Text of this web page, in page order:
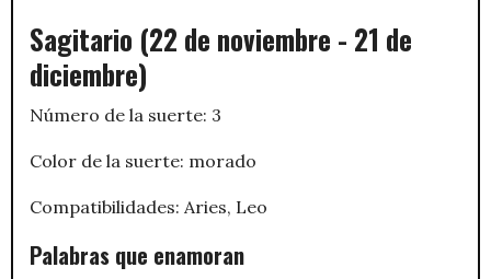
Sagitario (22 de noviembre - 21 de
diciembre)
Número de la suerte: 3
Color de la suerte: morado
Compatibilidades: Aries, Leo
Palabras que enamoran